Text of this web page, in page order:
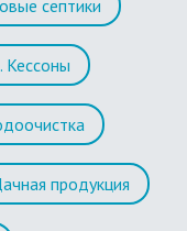
септики
Кессоны
продукция